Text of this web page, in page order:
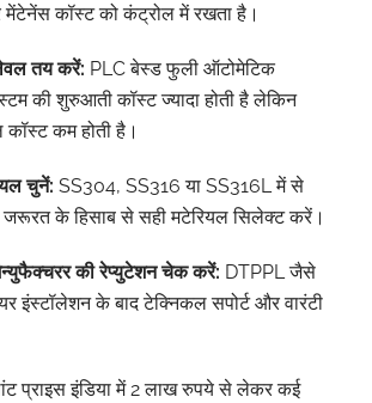
मेंटेनेंस कॉस्ट को कंट्रोल में रखता है।
तयकरें: PLC बेस्ड फुली ऑटोमेटिक
की शुरुआती कॉस्ट ज्यादा होती है लेकिन
कम होती है।
चुनें: SS304, SS316 या SS316L में से
के हिसाब से सही मटेरियल सिलेक्ट करें।
कीरेप्युटेशनचेककरें: DTPPL जैसे
इंस्टॉलेशन के बाद टेक्निकल सपोर्ट और वारंटी
प्राइस इंडिया में 2 लाख रुपये से लेकर कई